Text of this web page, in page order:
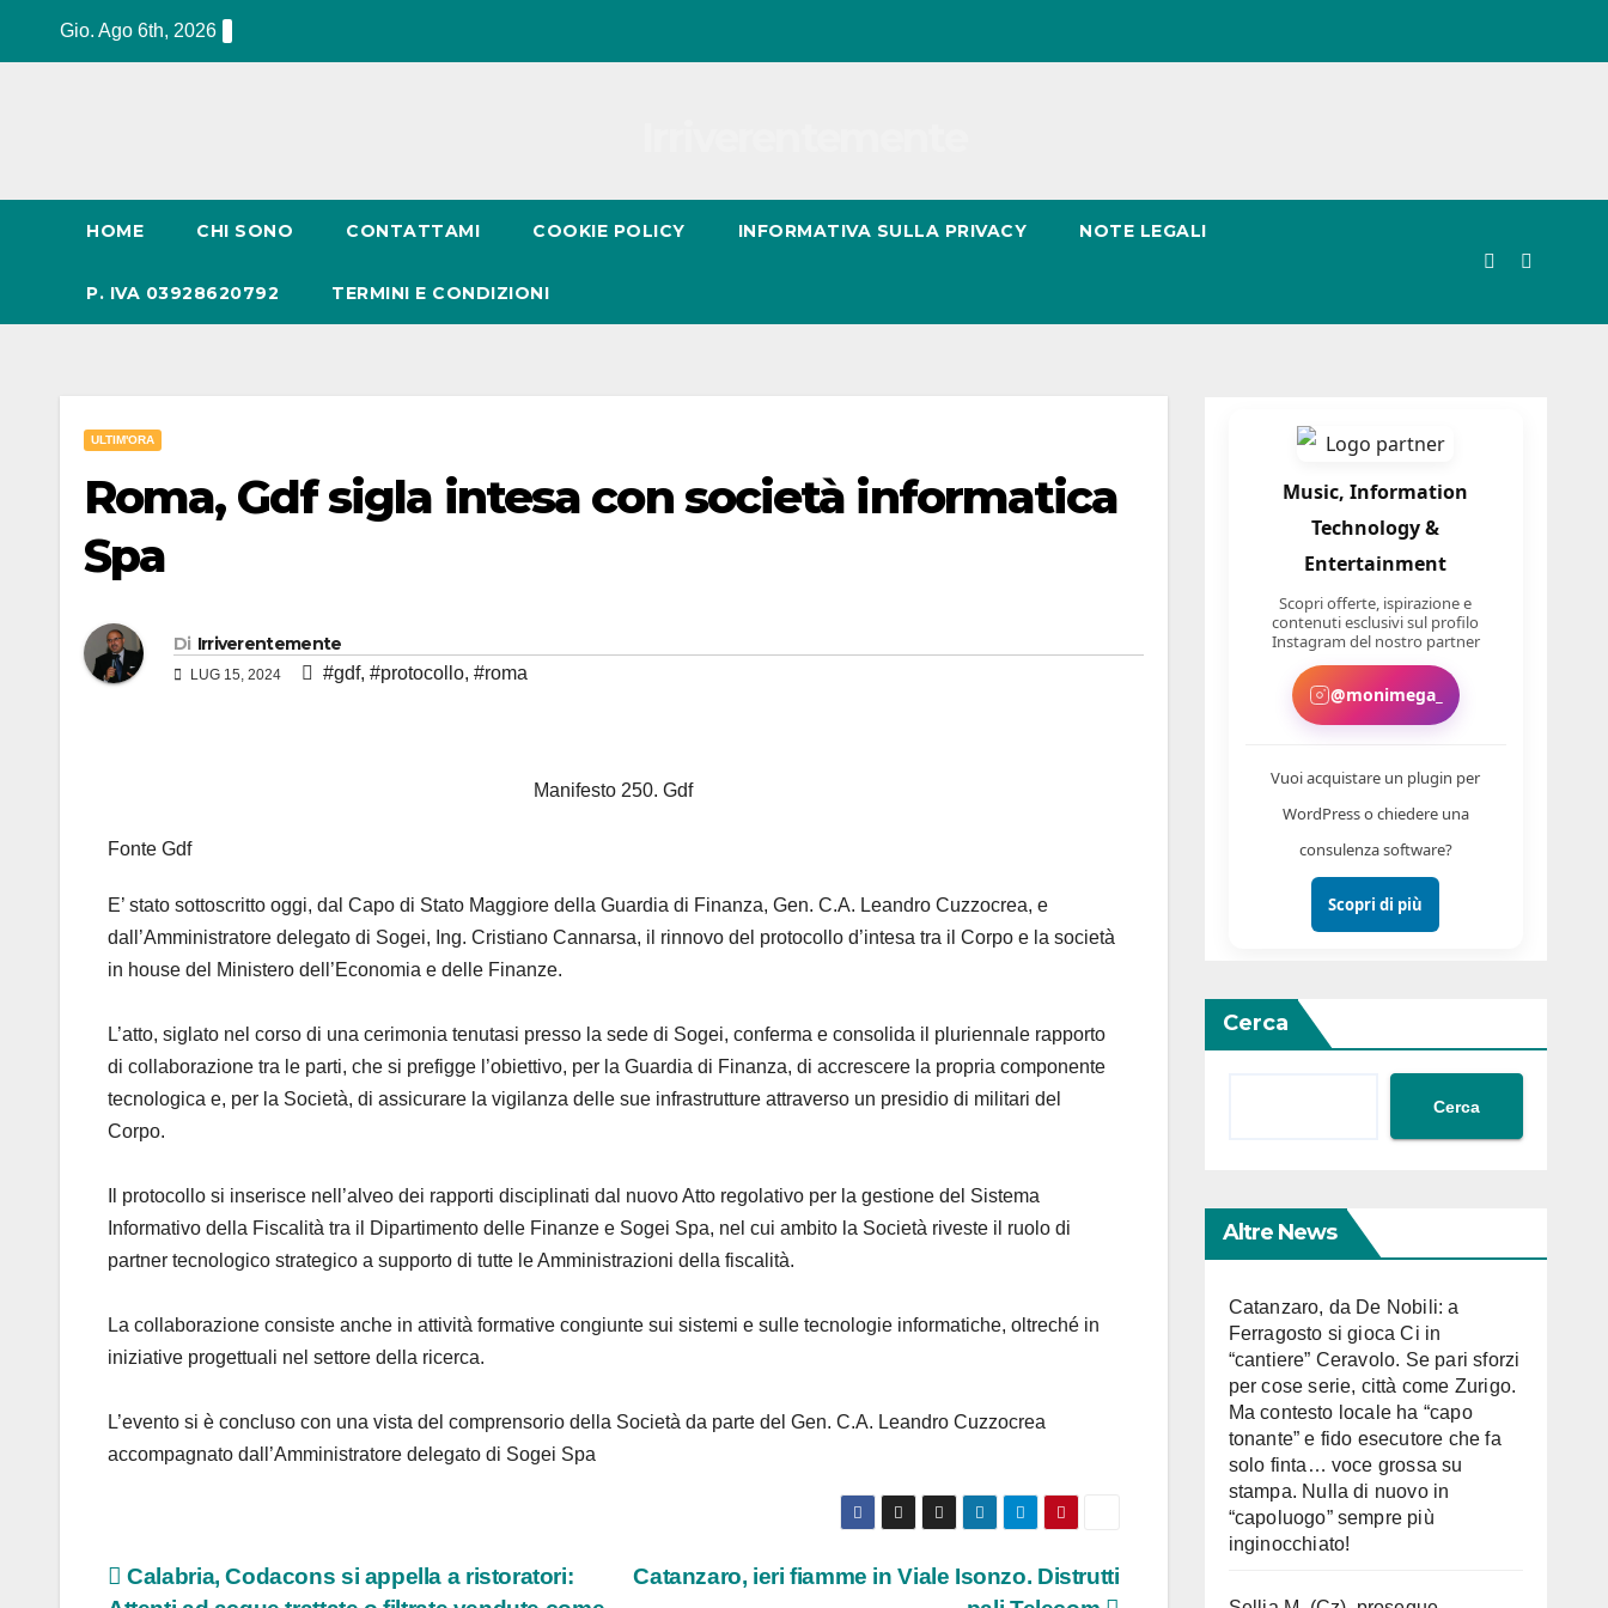
Gio. Ago 6th, 2026
HOME CHI SONO CONTATTAMI COOKIE POLICY INFORMATIVA SULLA PRIVACY NOTE LEGALI
P. IVA 03928620792 TERMINI E CONDIZIONI
ULTIM'ORA
Roma, Gdf sigla intesa con società informatica
Spa
Di Irriverentemente
LUG 15, 2024 #gdf, #protocollo, #roma
Manifesto 250. Gdf
Fonte Gdf
E’ stato sottoscritto oggi, dal Capo di Stato Maggiore della Guardia di Finanza, Gen. C.A. Leandro Cuzzocrea, e
dall’Amministratore delegato di Sogei, Ing. Cristiano Cannarsa, il rinnovo del protocollo d’intesa tra il Corpo e la società
in house del Ministero dell’Economia e delle Finanze.
L’atto, siglato nel corso di una cerimonia tenutasi presso la sede di Sogei, conferma e consolida il pluriennale rapporto
di collaborazione tra le parti, che si prefigge l’obiettivo, per la Guardia di Finanza, di accrescere la propria componente
tecnologica e, per la Società, di assicurare la vigilanza delle sue infrastrutture attraverso un presidio di militari del
Corpo.
Il protocollo si inserisce nell’alveo dei rapporti disciplinati dal nuovo Atto regolativo per la gestione del Sistema
Informativo della Fiscalità tra il Dipartimento delle Finanze e Sogei Spa, nel cui ambito la Società riveste il ruolo di
partner tecnologico strategico a supporto di tutte le Amministrazioni della fiscalità.
La collaborazione consiste anche in attività formative congiunte sui sistemi e sulle tecnologie informatiche, oltreché in
iniziative progettuali nel settore della ricerca.
L’evento si è concluso con una vista del comprensorio della Società da parte del Gen. C.A. Leandro Cuzzocrea
accompagnato dall’Amministratore delegato di Sogei Spa
Navigazione
Catanzaro, ieri fiamme in Viale Isonzo. Distrutti
Calabria, Codacons si appella a ristoratori:
Cerca
Cerca
Altre News
Catanzaro, da De Nobili: a
Ferragosto si gioca Ci in
“cantiere” Ceravolo. Se pari sforzi
per cose serie, città come Zurigo.
Ma contesto locale ha “capo
tonante” e fido esecutore che fa
solo finta… voce grossa su
stampa. Nulla di nuovo in
“capoluogo” sempre più
inginocchiato!
Music, Information
Technology &
Entertainment
Scopri offerte, ispirazione e
contenuti esclusivi sul profilo
Instagram del nostro partner
@monimega_
Vuoi acquistare un plugin per
WordPress o chiedere una
consulenza software?
Scopri di più